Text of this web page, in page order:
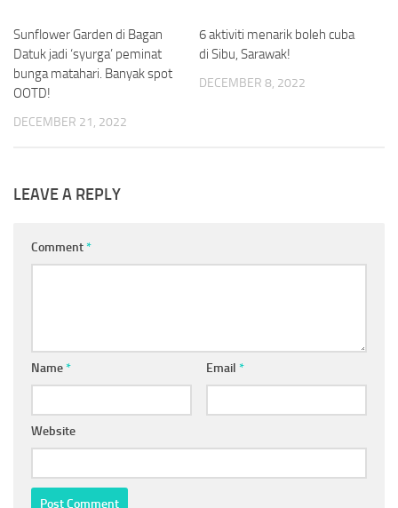
Sunflower Garden di Bagan
Datuk jadi ‘syurga’ peminat
bunga matahari. Banyak spot
OOTD!
DECEMBER 21, 2022
6 aktiviti menarik boleh cuba
di Sibu, Sarawak!
DECEMBER 8, 2022
LEAVE A REPLY
Comment*
Name* Email *
Website